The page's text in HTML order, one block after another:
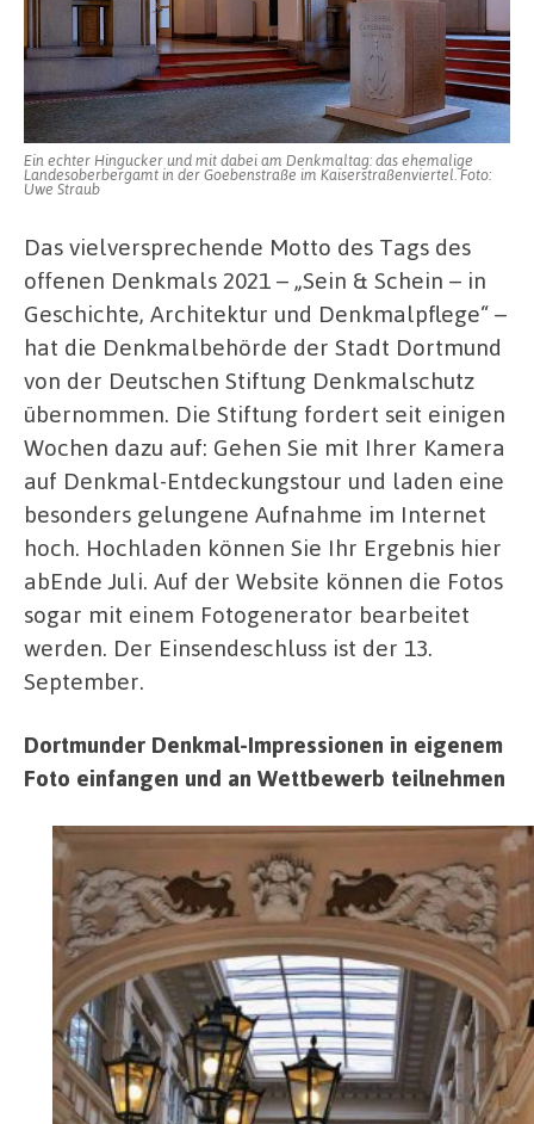
Ein echter Hingucker und mit dabei am Denkmaltag: das ehemalige
Landesoberbergamt in der Goebenstraße im Kaiserstraßenviertel. Foto:
Uwe Straub
Das vielversprechende Motto des Tags des
offenen Denkmals 2021 – „Sein & Schein – in
Geschichte, Architektur und Denkmalpflege“ –
hat die Denkmalbehörde der Stadt Dortmund
von der Deutschen Stiftung Denkmalschutz
übernommen. Die Stiftung fordert seit einigen
Wochen dazu auf: Gehen Sie mit Ihrer Kamera
auf Denkmal-Entdeckungstour und laden eine
besonders gelungene Aufnahme im Internet
hoch. Hochladen können Sie Ihr Ergebnis hier
abEnde Juli. Auf der Website können die Fotos
sogar mit einem Fotogenerator bearbeitet
werden. Der Einsendeschluss ist der 13.
September.
Dortmunder Denkmal-Impressionen in eigenem
Foto einfangen und an Wettbewerb teilnehmen